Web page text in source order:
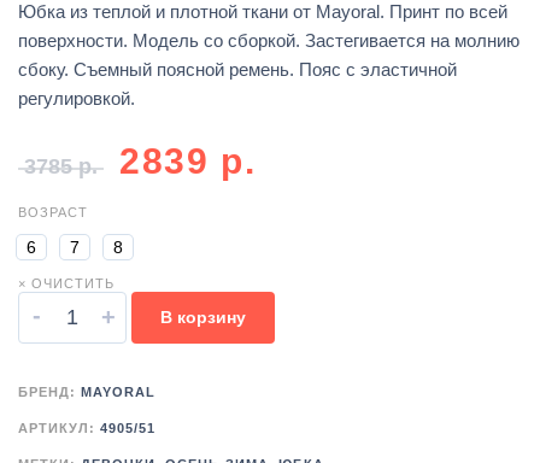
Юбка из теплой и плотной ткани от Mayoral. Принт по всей
поверхности. Модель со сборкой. Застегивается на молнию
сбоку. Съемный поясной ремень. Пояс с эластичной
регулировкой.
3785р. 2839 р.
ВОЗРАСТ
6 7 8
× ОЧИСТИТЬ
- + В корзину
БРЕНД: MAYORAL
АРТИКУЛ: 4905/51